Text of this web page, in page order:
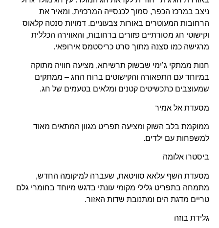
ניצב במרכז הכפר, סמוך לכנסייה המרכזית, ומאיר את
הרחובות המעוטרים באורות צבעוניים. דמויות סנטה קלאוס
וקישוטי חג מסורתיים פזורים ברחובות, והאווירה הכללית
מרגישה כמו סצנה מתוך סרט כריסטמס אירופאי.
חנות ממתקי ג’ימי שבשוק תרשיחא, מציעה חוויה מתוקה
במיוחד עם התפאורה והקישוטים ברוח החג – ממתקים
שמעוצבים כתכשיטים קטנים ומלאים בטעמים של חג.
מסעדת אל אמיר
ממוקמת בלב השוק ומציעה תפריט מגוון המתאים מאוד
למשפחות עם ילדים.
ביסטרו אלומה
מסעדת השף עלאא סוויטאת, שעברה למיקומה החדש,
מתמחה בתפריט גלילי מקומי עונתי בדגש מיוחד בחומרי גלם
טריים מדגת הים ומתנובת שדות האזור.
גלידת בוזה